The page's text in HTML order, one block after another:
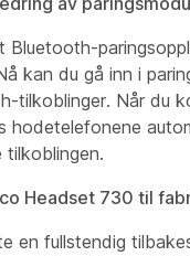
Bluetooth-
kan du gå inn i
tilkoblinger. Når du
hodetelefonene
tilkoblingen.
Headset 730 til
en fullstendig